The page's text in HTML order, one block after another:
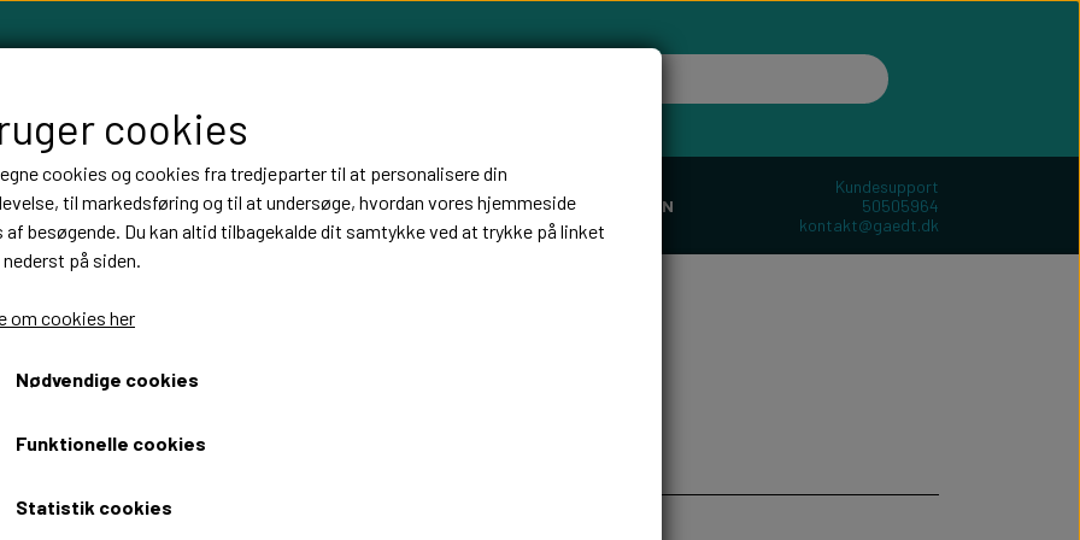
TREE FIGURER FABLEWOOD HØJTIDER BALLONER BOLIGEN
Kundesupport
50505964
kontakt@gaedt.dk
håndbold bordpynt
Fra 49,00 DKK
cookies
cookies og cookies fra tredjeparter til at personalisere din
til markedsføring og til at undersøge, hvordan vores hjemmeside
af besøgende. Du kan altid tilbagekalde dit samtykke ved at trykke på linket
på siden.
om cookies her
Nødvendige cookies
Funktionelle cookies
Statistik cookies